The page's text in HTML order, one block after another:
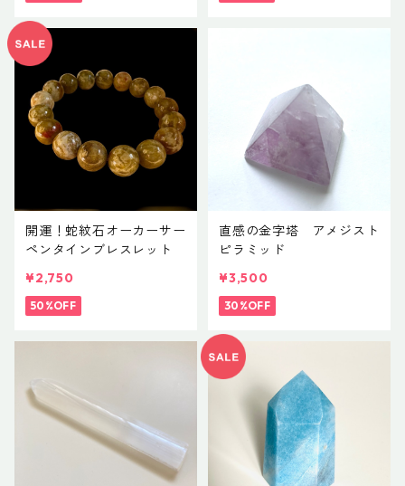
開運！蛇紋石オーカーサー
ペンタインブレスレット
¥2,750
50%OFF
直感の金字塔 アメジスト
ピラミッド
¥3,500
30%OFF